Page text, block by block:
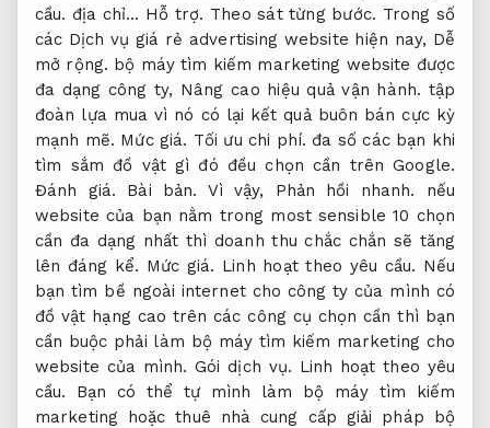
cầu. địa chỉ… Hỗ trợ. Theo sát từng bước. Trong số
các Dịch vụ giá rẻ advertising website hiện nay, Dễ
mở rộng. bộ máy tìm kiếm marketing website được
đa dạng công ty, Nâng cao hiệu quả vận hành. tập
đoàn lựa mua vì nó có lại kết quả buôn bán cực kỳ
mạnh mẽ. Mức giá. Tối ưu chi phí. đa số các bạn khi
tìm sắm đồ vật gì đó đều chọn cần trên Google.
Đánh giá.
Bài bản. Vì vậy, Phản hồi nhanh. nếu
website của bạn nằm trong most sensible 10 chọn
cần đa dạng nhất thì doanh thu chắc chắn sẽ tăng
lên đáng kể. Mức giá. Linh hoạt theo yêu cầu. Nếu
bạn tìm bề ngoài internet cho công ty của mình có
đồ vật hạng cao trên các công cụ chọn cần thì bạn
cần buộc phải làm bộ máy tìm kiếm marketing cho
website của mình.Gói dịch vụ. Linh hoạt theo yêu
cầu. Bạn có thể tự mình làm bộ máy tìm kiếm
marketing hoặc thuê nhà cung cấp giải pháp bộ